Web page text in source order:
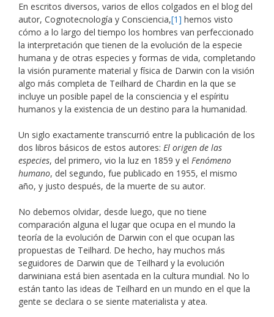
En escritos diversos, varios de ellos colgados en el blog del
autor, Cognotecnología y Consciencia,[1] hemos visto
cómo a lo largo del tiempo los hombres van perfeccionado
la interpretación que tienen de la evolución de la especie
humana y de otras especies y formas de vida, completando
la visión puramente material y física de Darwin con la visión
algo más completa de Teilhard de Chardin en la que se
incluye un posible papel de la consciencia y el espíritu
humanos y la existencia de un destino para la humanidad.
Un siglo exactamente transcurrió entre la publicación de los
dos libros básicos de estos autores: El origen de las
especies, del primero, vio la luz en 1859 y el Fenómeno
humano, del segundo, fue publicado en 1955, el mismo
año, y justo después, de la muerte de su autor.
No debemos olvidar, desde luego, que no tiene
comparación alguna el lugar que ocupa en el mundo la
teoría de la evolución de Darwin con el que ocupan las
propuestas de Teilhard. De hecho, hay muchos más
seguidores de Darwin que de Teilhard y la evolución
darwiniana está bien asentada en la cultura mundial. No lo
están tanto las ideas de Teilhard en un mundo en el que la
gente se declara o se siente materialista y atea.